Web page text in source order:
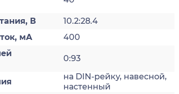
В
10.2:28.4
мА
400
0:93
на DIN-рейку, навесной,
настенный